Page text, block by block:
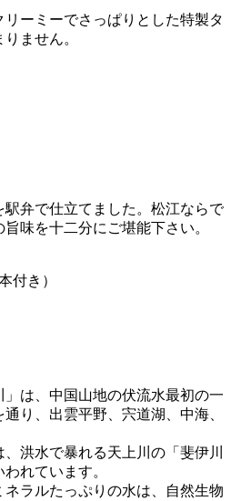
ーミーでさっぱりとした特製タ
ません。
弁で仕立てました。松江ならで
味を十二分にご堪能下さい。
付き）
は、中国山地の伏流水最初の一
り、出雲平野、宍道湖、中海、
洪水で暴れる天上川の「斐伊川
れています。
ネラルたっぷりの水は、自然生物